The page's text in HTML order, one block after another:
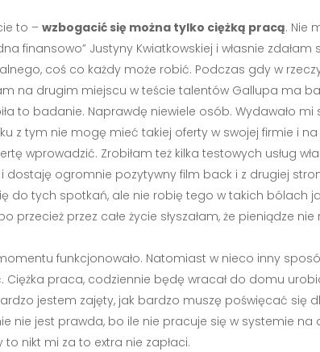
to – wzbogacić się można tylko ciężką pracą. Nie
finansowo” Justyny Kwiatkowskiej i własnie
coś co każdy może robić. Podczas gdy w
na drugim miejscu w teście talentów Gallupa ma
to badanie. Naprawdę niewiele osób. Wydawało mi
z tym nie mogę mieć takiej oferty w swojej firmie i
wprowadzić. Zrobiłam też kilka testowych usług
ogromnie pozytywny film back i z drugiej
do tych spotkań, ale nie robię tego w takich bólach
przecież przez całe życie słyszałam, że pieniądze
funkcjonowało. Natomiast w nieco inny
Ciężka praca, codziennie będę wracał do domu
jestem zajęty, jak bardzo muszę poświęcać się
nie jest prawda, bo ile nie pracuje się w systemie
nikt mi za to extra nie zapłaci.